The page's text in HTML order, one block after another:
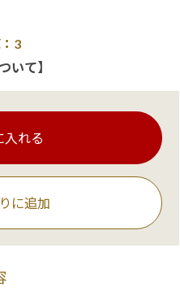
3
いて】
に追加